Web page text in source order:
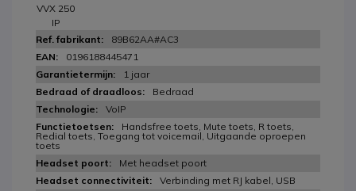
VVX 250
IP
89B62AA#AC3
0196188445471
1 jaar
Bedraad
VoIP
Handsfree toets, Mute toets, R toets,
Redial toets, Toegang tot voicemail, Uitgaande oproepen
toets
Met headset poort
Verbinding met RJ kabel, USB